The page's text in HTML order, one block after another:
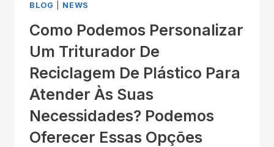
BLOG NEWS
Como Podemos Personalizar
Um Triturador De
Reciclagem De Plástico Para
Atender Às Suas
Necessidades? Podemos
Oferecer Essas Opções